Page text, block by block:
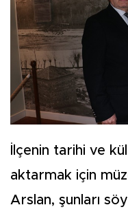
İlçenin tarihi ve
aktarmak için
Arslan, şunları